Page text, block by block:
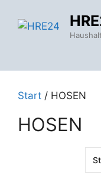
Inhalt
Start / HOSEN
HOSEN